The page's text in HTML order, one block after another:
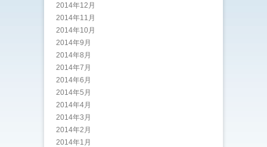
2014年12月
2014年11月
2014年10月
2014年9月
2014年8月
2014年7月
2014年6月
2014年5月
2014年4月
2014年3月
2014年2月
2014年1月